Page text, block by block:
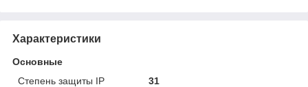
Характеристики
Основные
Степень защиты IP
31